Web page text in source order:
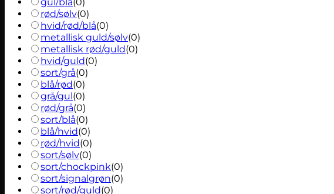
rød/sølv(0)
hvid/rød/blå(0)
metallisk guld/sølv(0)
metallisk rød/guld(0)
hvid/guld(0)
sort/grå(0)
blå/rød(0)
grå/gul(0)
rød/grå(0)
sort/blå(0)
blå/hvid(0)
rød/hvid(0)
sort/sølv(0)
sort/chockpink(0)
sort/signalgrøn(0)
sort/rød/guld(0)